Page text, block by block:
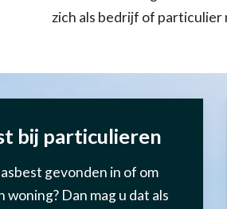
zich als bedrijf of particulier
bij particulieren
gevonden in of om
woning? Dan mag u dat als